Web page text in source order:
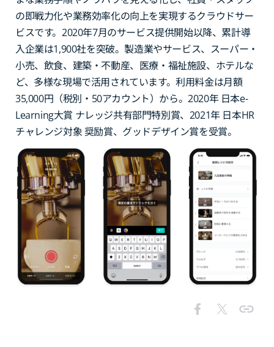
の即戦力化や業務効率化の向上を実現するクラウドサー
ビスです。2020年7月のサービス提供開始以降、累計導
入企業は1,900社を突破。製造業やサービス、スーパー・
小売、飲食、建築・不動産、医療・福祉施設、ホテルな
ど、多様な現場で活用されています。利用料金は月額
35,000円（税別・50アカウント）から。2020年 日本e-
Learning大賞 ナレッジ共有部門特別賞、2021年 日本HR
チャレンジ対象 奨励賞、グッドデザイン賞を受賞。